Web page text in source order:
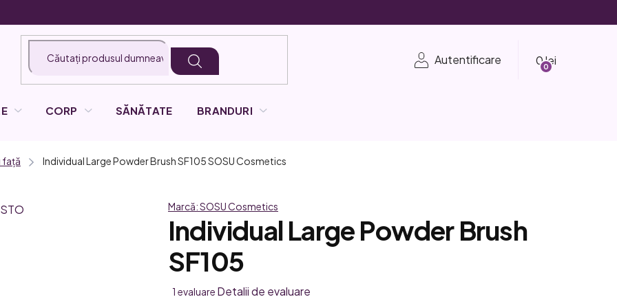
Autentificare
Coş
de
CORP SĂNĂTATE BRANDURI
față Individual Large Powder Brush SF105SOSU Cosmetics
Marcă:SOSU Cosmetics
Individual Large Powder Brush
SF105
Evaluarea
1 evaluare Detalii de evaluare